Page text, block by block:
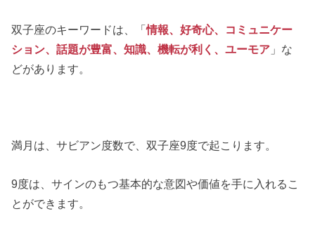
双子座のキーワードは、「情報、好奇心、コミュニケー
ション、話題が豊富、知識、機転が利く、ユーモア 」な
どがあります。
満月は、サビアン度数で、双子座9度で起こります。
9度は、サインのもつ基本的な意図や価値を手に入れるこ
とができます。